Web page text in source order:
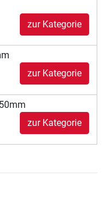
zur Kategorie
zur Kategorie
zur Kategorie